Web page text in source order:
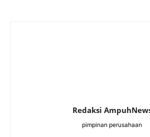
Redaksi
pimpinan perusahaan